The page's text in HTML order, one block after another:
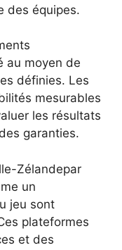
des équipes.
au moyen de
définies. Les
mesurables
les résultats
garanties.
Zélandepar
un
jeu sont
plateformes
et des